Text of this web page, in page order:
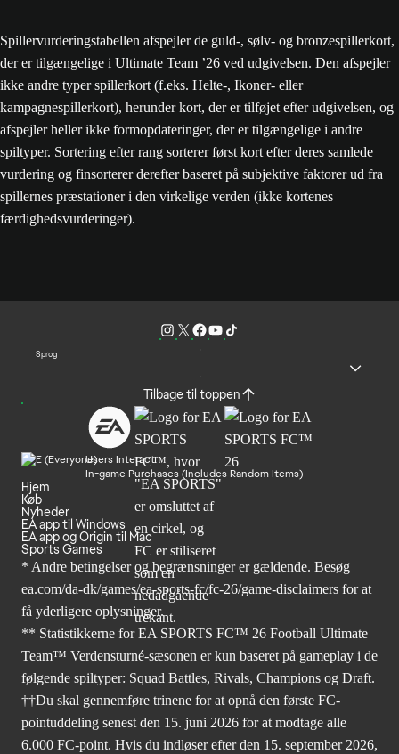
Spillervurderingstabellen afspejler de guld-, sølv- og bronzespillerkort,
der er tilgængelige i Ultimate Team ’26 ved udgivelsen. Den afspejler
ikke andre typer spillerkort (f.eks. Helte-, Ikoner- eller
kampagnespillerkort), herunder kort, der er tilføjet efter udgivelsen, og
afspejler heller ikke formopdateringer, der er tilgængelige i andre
spiltyper. Sortering efter rang sorterer først kort efter deres samlede
vurdering og finsorterer derefter baseret på subjektive faktorer ud fra
spillernes præstationer i den virkelige verden (ikke kortenes
færdighedsvurderinger).
Sprog
Tilbage til toppen
Users Interact
In-game Purchases (Includes Random Items)
Hjem
Køb
Nyheder
EA app til Windows
EA app og Origin til Mac
Sports Games
* Andre betingelser og begrænsninger er gældende. Besøg
ea.com/da-dk/games/ea-sports-fc/fc-26/game-disclaimers for at
få yderligere oplysninger.
** Statistikkerne for EA SPORTS FC™ 26 Football Ultimate
Team™ Verdensturné-sæsonen er kun baseret på gameplay i de
følgende spiltyper: Squad Battles, Rivals, Champions og Draft.
††Du skal gennemføre trinene for at opnå den første FC-
pointuddeling senest den 15. juni 2026 for at modtage alle
6.000 FC-point. Hvis du indløser efter den 15. september 2026,